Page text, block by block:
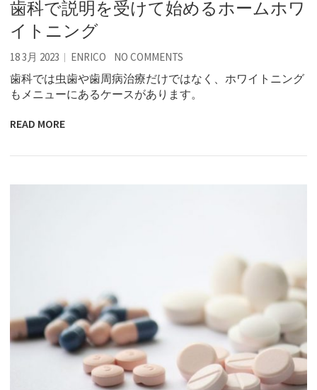
歯科で説明を受けて始めるホームホワ
イトニング
18 3月 2023 ENRICO NO COMMENTS
歯科では虫歯や歯周病治療だけではなく、ホワイトニング
もメニューにあるケースがあります。
READ MORE